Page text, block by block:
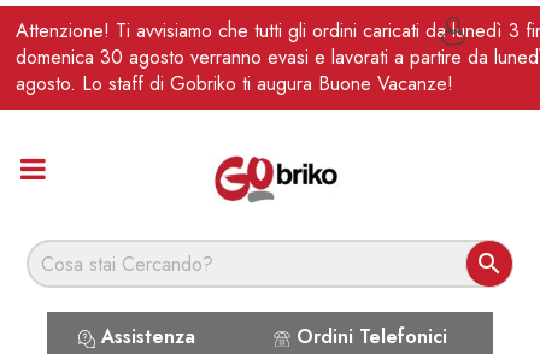
Attenzione! Ti avvisiamo che tutti gli ordini caricati da lunedì 3
domenica 30 agosto verranno evasi e lavorati a partire da
agosto. Lo staff di Gobriko ti augura Buone Vacanze!

Assistenza Ordini Telefonici
IT 